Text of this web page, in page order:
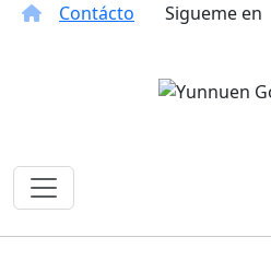
Contácto Sigueme en